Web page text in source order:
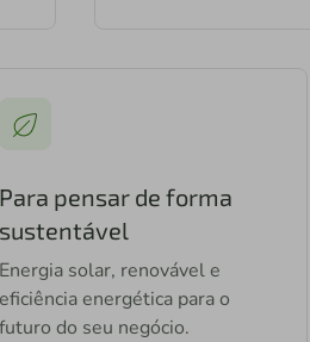
Para pensar de forma
sustentável
Energia solar, renovável e
eficiência energética para o
futuro do seu negócio.